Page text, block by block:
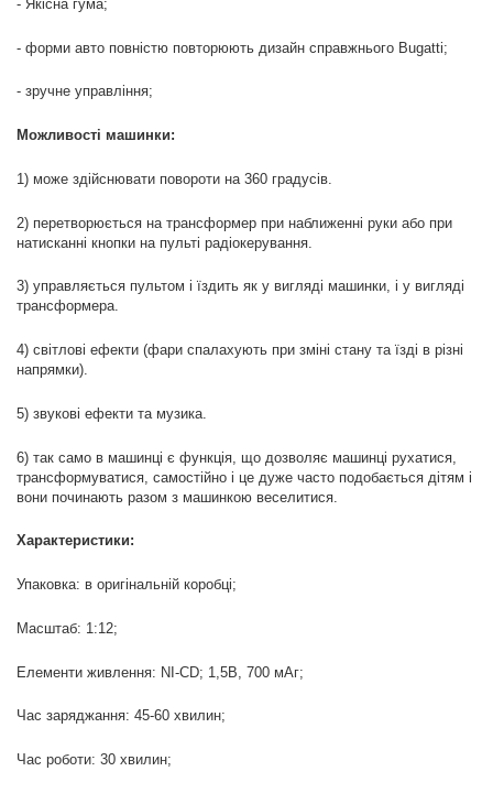
- Якісна гума;
- форми авто повністю повторюють дизайн справжнього Bugatti;
- зручне управління;
Можливості машинки:
1) може здійснювати повороти на 360 градусів.
2) перетворюється на трансформер при наближенні руки або при
натисканні кнопки на пульті радіокерування.
3) управляється пультом і їздить як у вигляді машинки, і у вигляді
трансформера.
4) світлові ефекти (фари спалахують при зміні стану та їзді в різні
напрямки).
5) звукові ефекти та музика.
6) так само в машинці є функція, що дозволяє машинці рухатися,
трансформуватися, самостійно і це дуже часто подобається дітям і
вони починають разом з машинкою веселитися.
Характеристики:
Упаковка: в оригінальній коробці;
Масштаб: 1:12;
Елементи живлення: NI-CD; 1,5В, 700 мАг;
Час заряджання: 45-60 хвилин;
Час роботи: 30 хвилин;